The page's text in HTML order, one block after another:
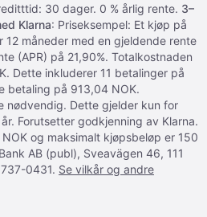
30 dager. 0 % årlig rente. 3–
Klarna: Priseksempel: Et kjøp på
måneder med en gjeldende rente
(APR) på 21,90%. Totalkostnaden
Dette inkluderer 11 betalinger på
betaling på 913,04 NOK.
nødvendig. Dette gjelder kun for
Forutsetter godkjenning av Klarna.
og maksimalt kjøpsbeløp er 150
AB (publ), Sveavägen 46, 111
0431. Se vilkår og andre